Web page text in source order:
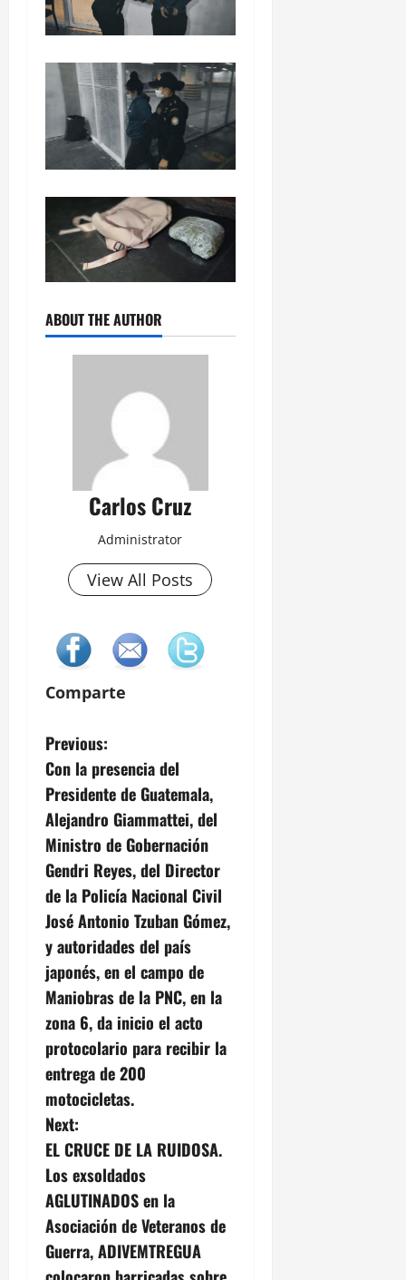
ABOUT THE AUTHOR
Carlos Cruz
Administrator
View All Posts
Comparte
P
o
s
t
n
a
v
i
g
a
t
i
o
n
Previous:
Con la presencia del
Presidente de Guatemala,
Alejandro Giammattei, del
Ministro de Gobernación
Gendri Reyes, del Director
de la Policía Nacional Civil
José Antonio Tzuban Gómez,
y autoridades del país
japonés, en el campo de
Maniobras de la PNC, en la
zona 6, da inicio el acto
protocolario para recibir la
entrega de 200
motocicletas.
Next:
EL CRUCE DE LA RUIDOSA.
Los exsoldados
AGLUTINADOS en la
Asociación de Veteranos de
Guerra, ADIVEMTREGUA